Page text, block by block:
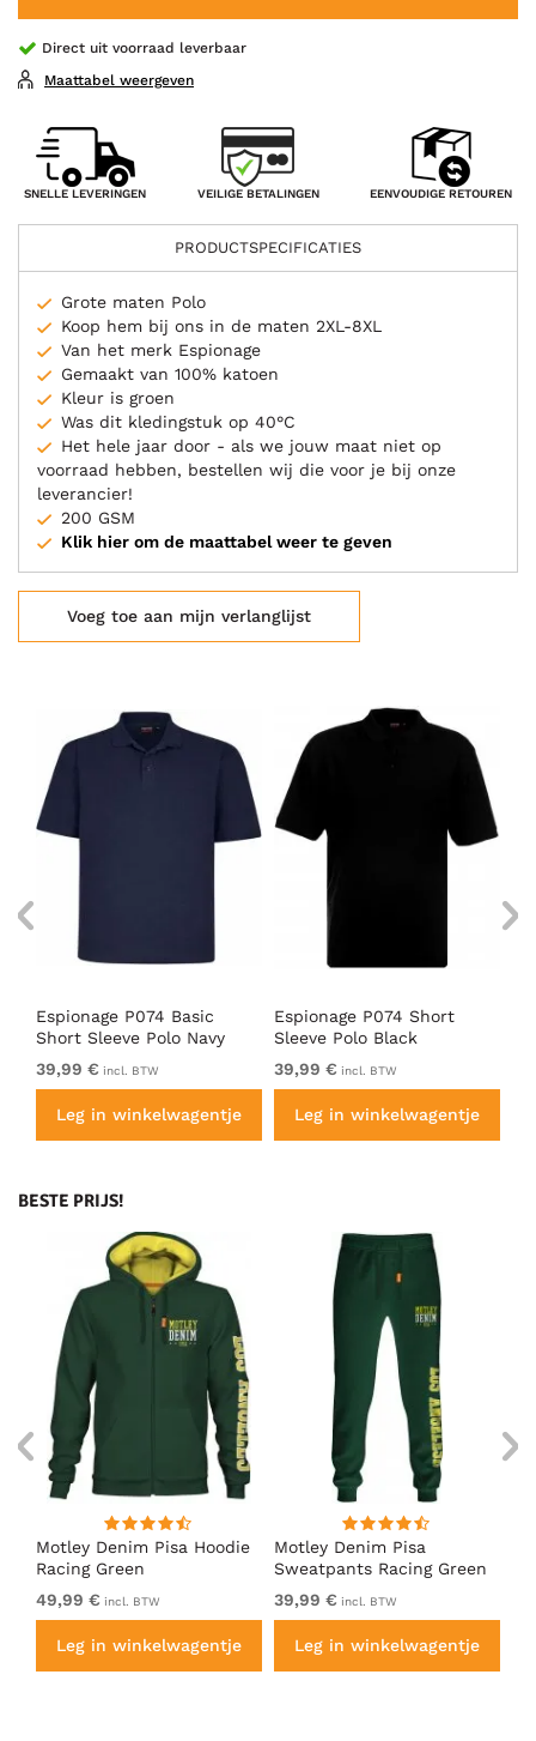
Direct uit voorraad leverbaar
Maattabel weergeven
SNELLE LEVERINGEN VEILIGE BETALINGEN EENVOUDIGE RETOUREN
PRODUCTSPECIFICATIES
Grote maten Polo
Koop hem bij ons in de maten 2XL-8XL
Van het merk Espionage
Gemaakt van 100% katoen
Kleur is groen
Was dit kledingstuk op 40°C
Het hele jaar door - als we jouw maat niet op
voorraad hebben, bestellen wij die voor je bij onze
leverancier!
200 GSM
Klik hier om de maattabel weer te geven
Voeg toe aan mijn verlanglijst
Espionage P074 Basic
Short Sleeve Polo Navy
39,99 € incl. BTW
Leg in winkelwagentje
Espionage P074 Short
Sleeve Polo Black
39,99 € incl. BTW
Leg in winkelwagentje
BESTE PRIJS!
Motley Denim Pisa Hoodie
Racing Green
49,99 € incl. BTW
Leg in winkelwagentje
Motley Denim Pisa
Sweatpants Racing Green
39,99 € incl. BTW
Leg in winkelwagentje